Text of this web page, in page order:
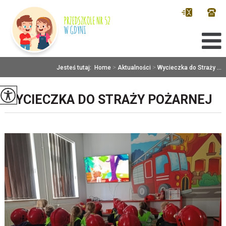
Jesteś tutaj: Home > Aktualności > Wycieczka do Straży ...
WYCIECZKA DO STRAŻY POŻARNEJ